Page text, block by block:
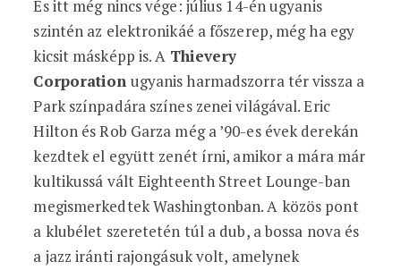
És itt még nincs vége: július 14-én ugyanis
szintén az elektronikáé a főszerep, még ha egy
kicsit másképp is. A Thievery
Corporation ugyanis harmadszorra tér vissza a
Park színpadára színes zenei világával. Eric
Hilton és Rob Garza még a ’90-es évek derekán
kezdtek el együtt zenét írni, amikor a mára már
kultikussá vált Eighteenth Street Lounge-ban
megismerkedtek Washingtonban. A közös pont
a klubélet szeretetén túl a dub, a bossa nova és
a jazz iránti rajongásuk volt, amelynek